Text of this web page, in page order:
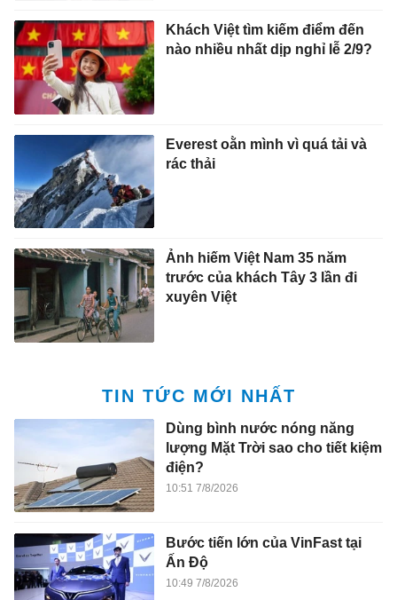
Khách Việt tìm kiếm điểm đến
nào nhiều nhất dịp nghỉ lễ 2/9?
Everest oằn mình vì quá tải và
rác thải
Ảnh hiếm Việt Nam 35 năm
trước của khách Tây 3 lần đi
xuyên Việt
TIN TỨC MỚI NHẤT
Dùng bình nước nóng năng
lượng Mặt Trời sao cho tiết kiệm
điện?
10:51 7/8/2026
Bước tiến lớn của VinFast tại
Ấn Độ
10:49 7/8/2026